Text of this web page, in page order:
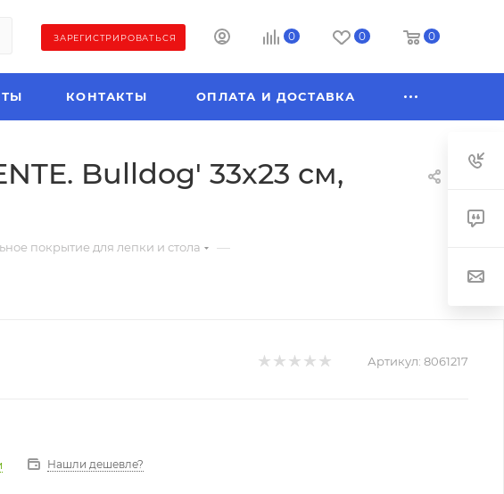
ЗАРЕГИСТРИРОВАТЬСЯ 0 0 0
КОНТАКТЫ ОПЛАТА И ДОСТАВКА
Bulldog' 33x23 см,
покрытие для лепки и стола —
Артикул: 8061217
Нашли дешевле?